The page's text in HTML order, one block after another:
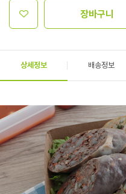
장바구니
상세정보 배송정보